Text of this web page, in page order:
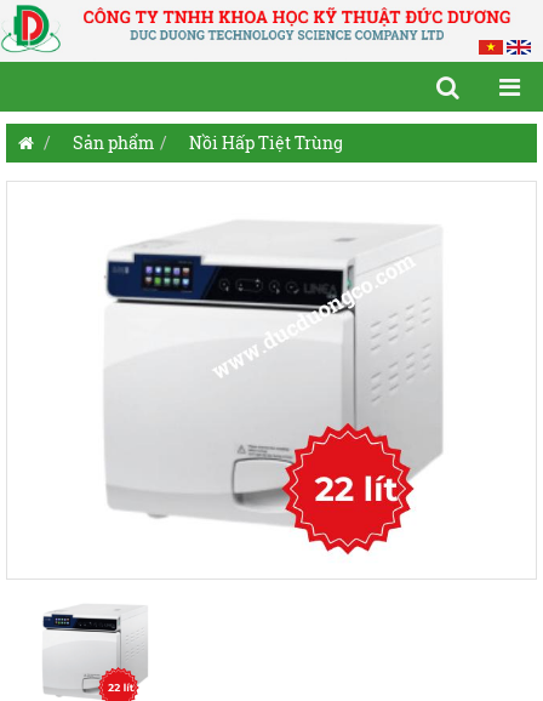
Sản phẩm Nồi Hấp Tiệt Trùng